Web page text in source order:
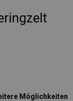
Möglichkeiten